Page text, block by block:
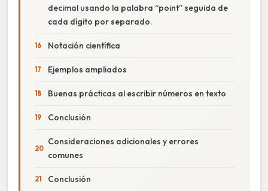
decimal usando la palabra “point” seguida de
cada dígito por separado.
Notación científica
Ejemplos ampliados
Buenas prácticas al escribir números en texto
Conclusión
Consideraciones adicionales y errores
comunes
Conclusión